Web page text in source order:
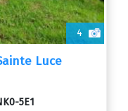
4
Luce
5E1